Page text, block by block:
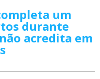
um
durante
acredita em